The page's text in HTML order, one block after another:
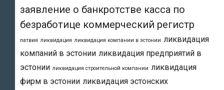
заявление о банкротстве касса по
безработице коммерческий регистр
латвия ликвидация ликвидация компании в эстонии ликвидация
компаний в эстонии ликвидация предприятий в
эстонии ликвидация строительной компании ликвидация
фирм в эстонии ликвидация эстонских